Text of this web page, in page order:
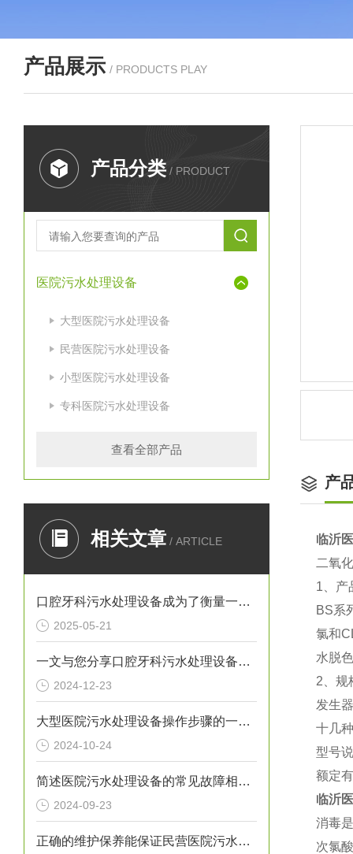
产品展示 / PRODUCTS PLAY
产品分类 / PRODUCT
医院污水处理设备
大型医院污水处理设备
民营医院污水处理设备
小型医院污水处理设备
专科医院污水处理设备
查看全部产品
相关文章 / ARTICLE
口腔牙科污水处理设备成为了衡量一家诊所是否负责任的重要标准
2025-05-21
一文与您分享口腔牙科污水处理设备的常见问题相应解决方法
2024-12-23
大型医院污水处理设备操作步骤的一般指南
2024-10-24
简述医院污水处理设备的常见故障相应解决方法
2024-09-23
正确的维护保养能保证民营医院污水处理设备正常运转
产
临沂
二氧
1、产
BS系
氯和
水脱
2、规
发生
十几
型号
额定
临沂
消毒
次氯